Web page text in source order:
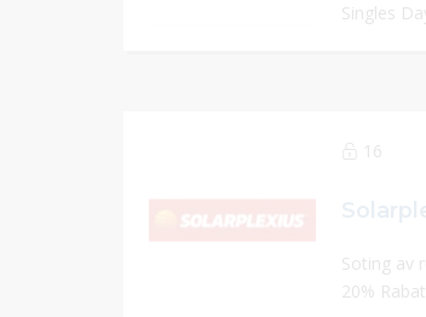
Singles
16
Soting av
20%